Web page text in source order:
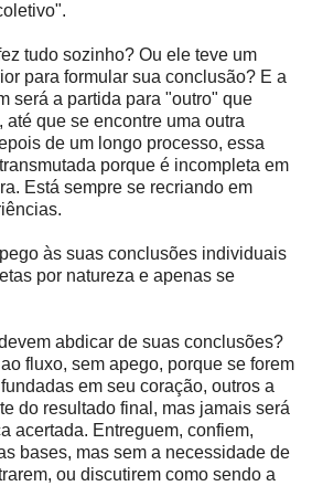
tudo sozinho? Ou ele teve um
para formular sua conclusão? E a
será a partida para "outro" que
que se encontre uma outra
de um longo processo, essa
porque é incompleta em
Está sempre se recriando em
às suas conclusões individuais
por natureza e apenas se
abdicar de suas conclusões?
fluxo, sem apego, porque se forem
em seu coração, outros a
do resultado final, mas jamais será
acertada. Entreguem, confiem,
bases, mas sem a necessidade de
ou discutirem como sendo a